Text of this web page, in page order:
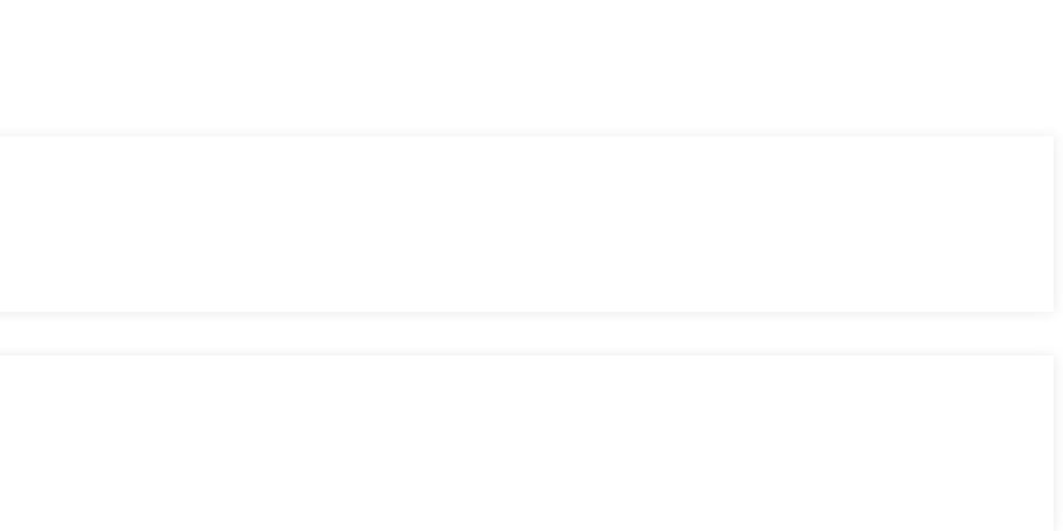
sans complications.
du marché.
des plateformes et des dApps.